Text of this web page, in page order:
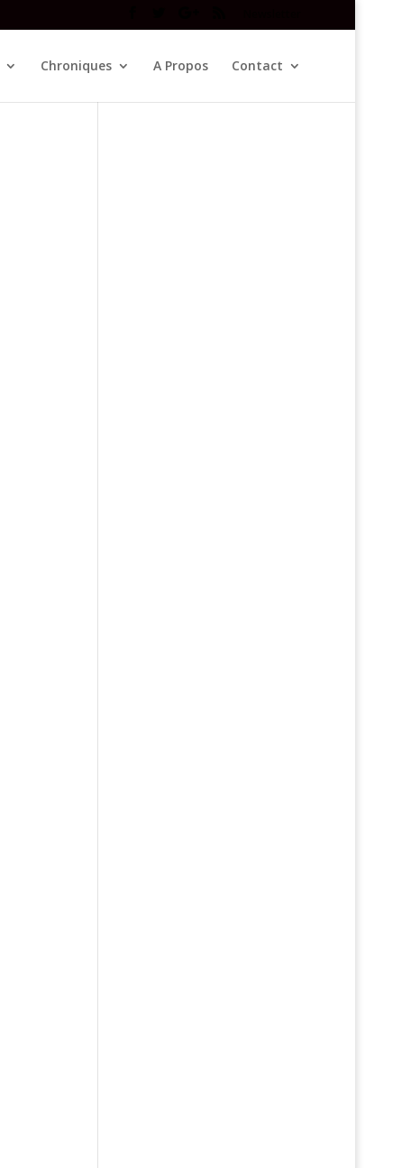
Chroniques A Propos Contact